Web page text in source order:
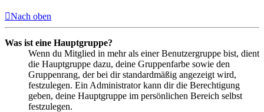
Nach oben
Was ist eine Hauptgruppe?
Wenn du Mitglied in mehr als einer Benutzergruppe bist, dient
die Hauptgruppe dazu, deine Gruppenfarbe sowie den
Gruppenrang, der bei dir standardmäßig angezeigt wird,
festzulegen. Ein Administrator kann dir die Berechtigung
geben, deine Hauptgruppe im persönlichen Bereich selbst
festzulegen.